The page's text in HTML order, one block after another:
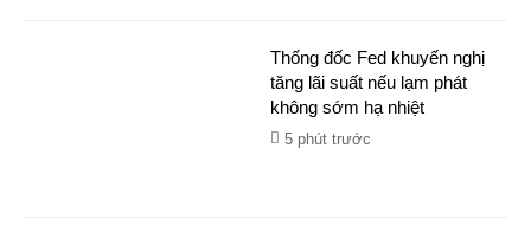
Thống đốc Fed khuyến nghị
tăng lãi suất nếu lạm phát
không sớm hạ nhiệt
5 phút trước